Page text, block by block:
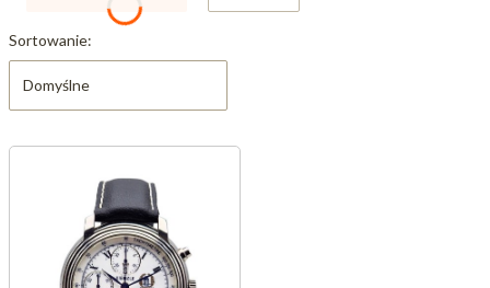
Lista produktów
Sortowanie:
Domyślne